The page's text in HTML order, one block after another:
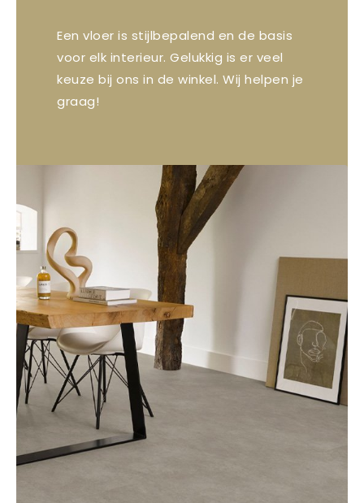
Een vloer is stijlbepalend en de basis
voor elk interieur. Gelukkig is er veel
keuze bij ons in de winkel. Wij helpen je
graag!